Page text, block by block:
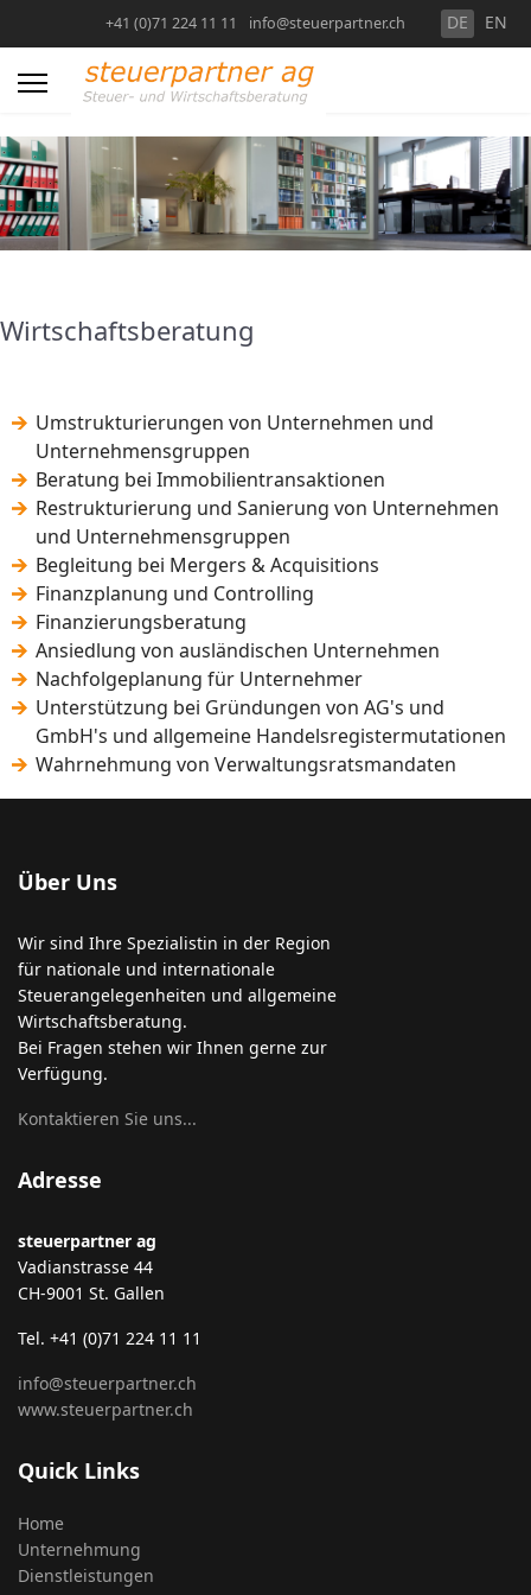
Select
DE EN
+41 (0)71 224 11 11 info@steuerpartner.ch
Wirtschaftsberatung
Umstrukturierungen von Unternehmen und
Unternehmensgruppen
Beratung bei Immobilientransaktionen
Restrukturierung und Sanierung von Unternehmen
und Unternehmensgruppen
Begleitung bei Mergers & Acquisitions
Finanzplanung und Controlling
Finanzierungsberatung
Ansiedlung von ausländischen Unternehmen
Nachfolgeplanung für Unternehmer
Unterstützung bei Gründungen von AG's und
GmbH's und allgemeine Handelsregistermutationen
Wahrnehmung von Verwaltungsratsmandaten
Über Uns
Wir sind Ihre Spezialistin in der Region
für nationale und internationale
Steuerangelegenheiten und allgemeine
Wirtschaftsberatung.
Bei Fragen stehen wir Ihnen gerne zur
Verfügung.
Kontaktieren Sie uns...
Adresse
steuerpartner ag
Vadianstrasse 44
CH-9001 St. Gallen
Tel. +41 (0)71 224 11 11
info@steuerpartner.ch
www.steuerpartner.ch
Quick Links
Home
Unternehmung
Dienstleistungen